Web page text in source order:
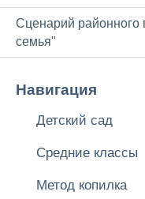
Сценарий районного
семья"
Навигация
Детский сад
Средние классы
Метод копилка